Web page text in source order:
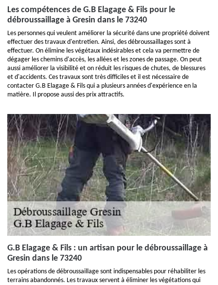
Les compétences de G.B Elagage & Fils pour le
débroussaillage à Gresin dans le 73240
Les personnes qui veulent améliorer la sécurité dans une propriété doivent
effectuer des travaux d'entretien. Ainsi, des débroussaillages sont à
effectuer. On élimine les végétaux indésirables et cela va permettre de
dégager les chemins d'accès, les allées et les zones de passage. On peut
aussi améliorer la visibilité et on réduit les risques de chutes, de blessures
et d'accidents. Ces travaux sont très difficiles et il est nécessaire de
contacter G.B Elagage & Fils qui a plusieurs années d'expérience en la
matière. Il propose aussi des prix attractifs.
G.B Elagage & Fils : un artisan pour le débroussaillage à
Gresin dans le 73240
Les opérations de débroussaillage sont indispensables pour réhabiliter les
terrains abandonnés. Les travaux servent à éliminer les végétations qui